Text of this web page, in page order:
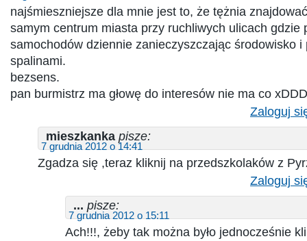
najśmieszniejsze dla mnie jest to, że tężnia
samym centrum miasta przy ruchliwych ulicach gdzie
samochodów dziennie zanieczyszczając środowisko i
spalinami.
bezsens.
pan burmistrz ma głowę do interesów nie ma co
Zaloguj
mieszkanka pisze:
7 grudnia 2012 o 14:41
Zgadza się ,teraz kliknij na przedszkolaków z
Zaloguj
... pisze:
7 grudnia 2012 o 15:11
Ach!!!, żeby tak można było jednocześnie